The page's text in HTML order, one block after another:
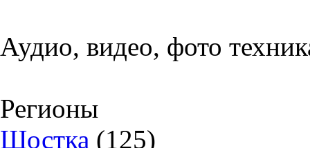
Аудио, видео, фото
Регионы
Шостка (125)